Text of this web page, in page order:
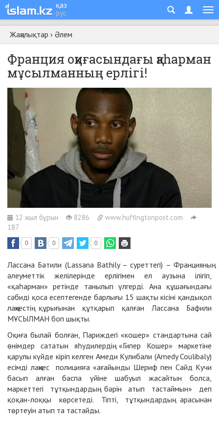
қаз
рус
Жаңалықтар › Әлем
Франция оқиғасындағы қаһарман
мұсылманның ерлігі!
12 жыл бұрын 8286
www.huffingtonpost.com
187
0 0 0
Лассана Батили (Lassana Bathily – суреттегі) – Францияның
әлеуметтік желілерінде ерлігімен ел аузына ілігіп,
«қаһарман» ретінде танылып үлгерді. Ана құшағындағы
сәбиді қоса есептегенде барлығы 15 шақты кісіні қандықол
лаңкестің құрығынан құтқарып қалған Лассана Бафили
МҰСЫЛМАН боп шықты.
Оқиға былай болған, Париждегі «кошер» стандартына сай
өнімдер сататын яһудилердің «Гипер Кошер» маркетіне
қарулы күйде кіріп келген Амеди Кулибали (Amedy Coulibaly)
есімді лаңкес полицияға «ағайынды Шериф пен Сайд Кучи
басып алған баспа үйіне шабуыл жасайтын болса,
маркеттегі тұтқындардың бәрін атып тастаймын» деп
қоқан-лоққы көрсетеді. Тіпті, тұтқындардың арасынан
төртеуін атып та тастайды.